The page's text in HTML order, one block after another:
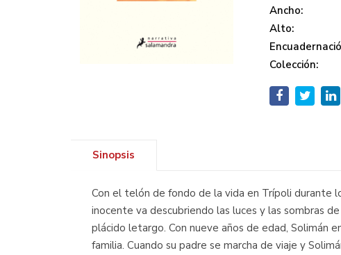
Ancho:
Alto:
Colección:
Sinopsis
Con el telón de fondo de la vida en Trípoli durante
inocente va descubriendo las luces y las sombras
plácido letargo. Con nueve años de edad, Solimán
familia. Cuando su padre se marcha de viaje y